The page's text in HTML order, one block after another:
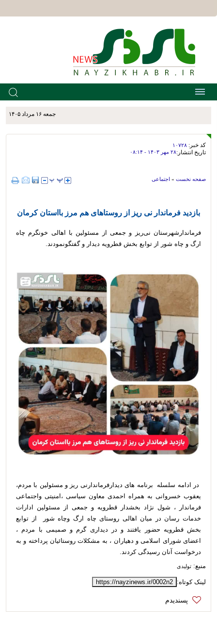
جمعه ۱۶ مرداد ۱۴۰۵
کد خبر: ۱۰۷۲۸
تاریخ انتشار:۲۸ مهر ۱۴۰۳ - ۰۸:۱۴
صفحه نخست » اجتماعی
بازدید فرماندار نی ریز از روستاهای هم مرز بااستان کرمان
فرماندارشهرستان نی‌ریز و جمعی از مسئولین با اهالی خونگرم چاه
ارگ و‌ چاه شور از توابع بخش قطرویه دیدار و گفتگونمودند.
در ادامه سلسله برنامه های دیدارفرماندارنی ریز و مسئولین با مردم،
یعقوب خسروانی به همراه احمدی معاون سیاسی ،امنیتی واجتماعی
فرماندار ، شول نژاد بخشدار قطرویه و جمعی از مسئولین ادارات
خدمات رسان در میان اهالی روستای چاه ارگ وچاه شور از توابع
بخش قطرویه حضور یافتند و در دیداری گرم و صمیمی با مردم ،
اعضای شورای اسلامی و دهیاران ، به مشکلات روستائیان پرداخته و به
درخواست آنان رسیدگی کردند.
منبع: تولیدی
لینک کوتاه: https://nayzinews.ir/0002n2